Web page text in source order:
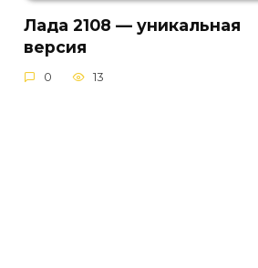
Лада 2108 — уникальная
версия
0 13